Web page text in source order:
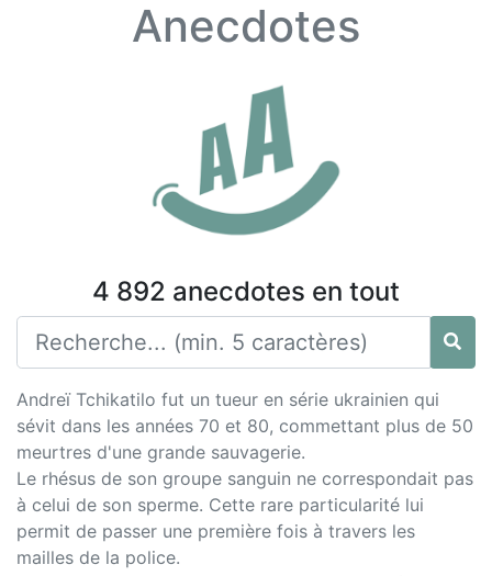
Anecdotes
4 892 anecdotes en tout
Andreï Tchikatilo fut un tueur en série ukrainien qui
sévit dans les années 70 et 80, commettant plus de 50
meurtres d'une grande sauvagerie.
Le rhésus de son groupe sanguin ne correspondait pas
à celui de son sperme. Cette rare particularité lui
permit de passer une première fois à travers les
mailles de la police.